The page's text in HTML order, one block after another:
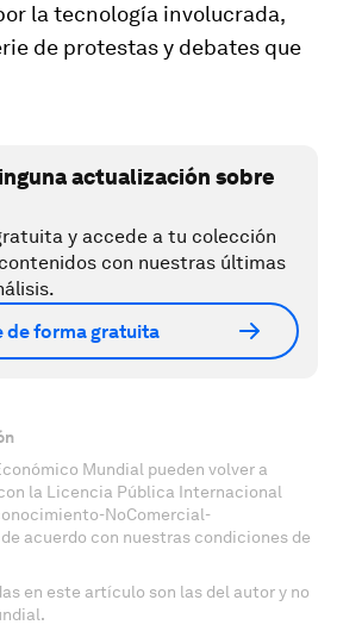
la tecnología involucrada,
de protestas y debates que
actualización sobre
y accede a tu colección
con nuestras últimas
de forma gratuita
Mundial pueden volver a
la Licencia Pública Internacional
NoComercial-
acuerdo con nuestras condiciones de
en este artículo son las del autor y no